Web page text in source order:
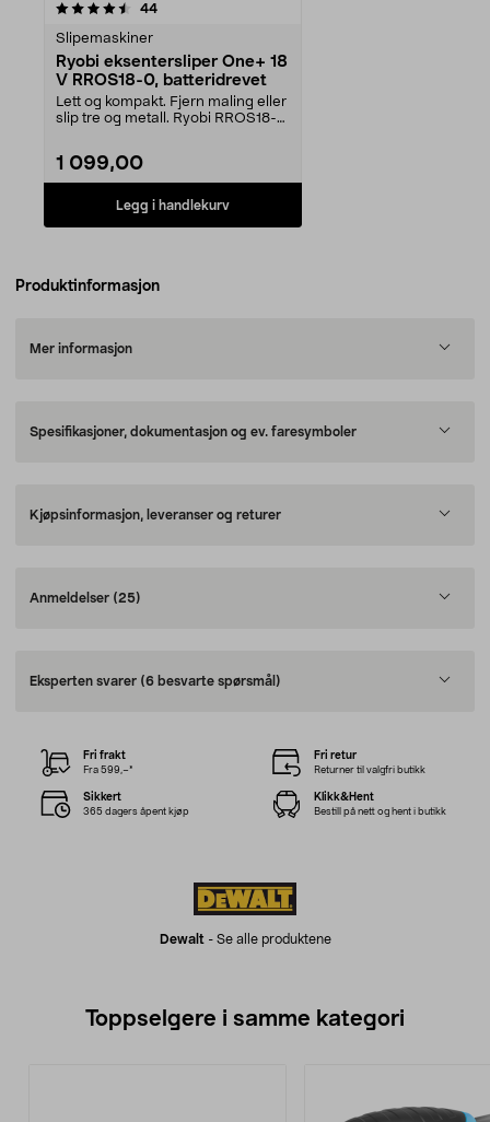
44anmeldelser
Slipemaskiner
Ryobi eksentersliper One+ 18
V RROS18-0, batteridrevet
Lett og kompakt. Fjern maling eller
slip tre og metall. Ryobi RROS18-0
1 099,00
Legg i handlekurv
Produktinformasjon
Mer informasjon
Spesifikasjoner, dokumentasjon og ev. faresymboler
Kjøpsinformasjon, leveranser og returer
Anmeldelser (25)
Eksperten svarer (6 besvarte spørsmål)
Dewalt - Se alle produktene
Fri frakt
Fra 599,–*
Fri retur
Returner til valgfri butikk
Sikkert
365 dagers åpent kjøp
Klikk&Hent
Bestill på nett og hent i butikk
Toppselgere i samme kategori